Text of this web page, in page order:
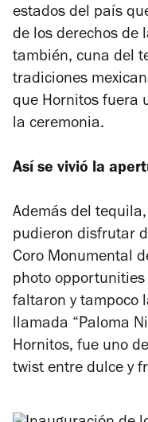
estados del país
de los derechos de
también, cuna del
tradiciones
que Hornitos fuera
la ceremonia.
Así se vivió la
Además del
pudieron disfrutar
Coro Monumental
photo
faltaron y tampoco
llamada “Paloma
Hornitos, fue uno
twist entre dulce y